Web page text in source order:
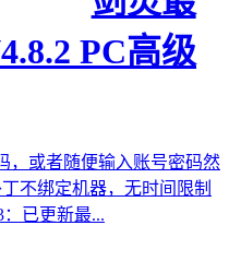
PC高级
，或者随便输入账号密码然
不绑定机器，无时间限制
：已更新最...